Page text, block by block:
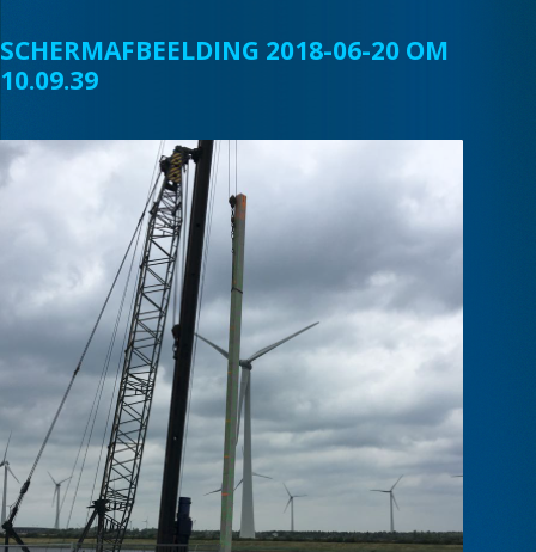
SCHERMAFBEELDING 2018-06-20 OM
10.09.39